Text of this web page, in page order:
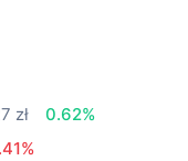
zł
0.62%